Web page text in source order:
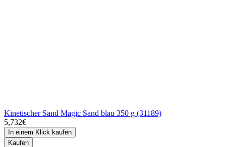
Kinetischer Sand Magic Sand blau 350 g (31189)
5,732€
In einem Klick kaufen
Kaufen